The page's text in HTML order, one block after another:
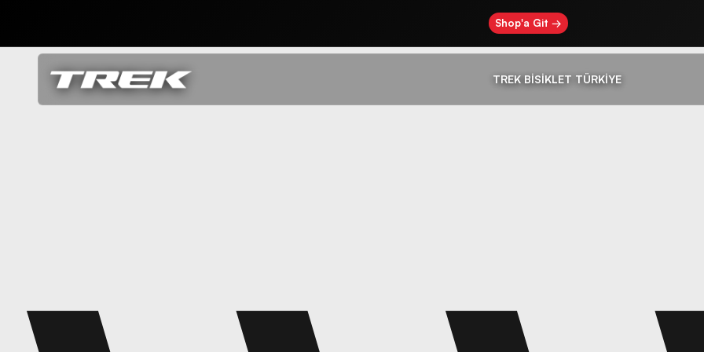
TREK BİSİKLET TÜRKİYE
Shop'a Git →